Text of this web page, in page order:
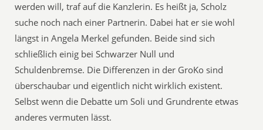
werden will, traf auf die Kanzlerin. Es heißt ja, Scholz
suche noch nach einer Partnerin. Dabei hat er sie wohl
längst in Angela Merkel gefunden. Beide sind sich
schließlich einig bei Schwarzer Null und
Schuldenbremse. Die Differenzen in der GroKo sind
überschaubar und eigentlich nicht wirklich existent.
Selbst wenn die Debatte um Soli und Grundrente etwas
anderes vermuten lässt.